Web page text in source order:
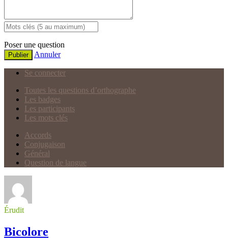
Poser une question
Publier Annuler
Se connecter
Toutes les questions d’orthographe
Les badges
Les participants
Les mots clés
Accords
Conjugaison
Général
Question de langue
Érudit
Bicolore